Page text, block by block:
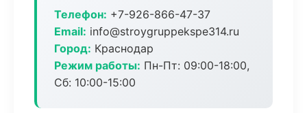
Телефон: +7-926-866-47-37
Email: info@stroygruppekspe314.ru
Город: Краснодар
Режим работы: Пн-Пт: 09:00-18:00,
Сб: 10:00-15:00